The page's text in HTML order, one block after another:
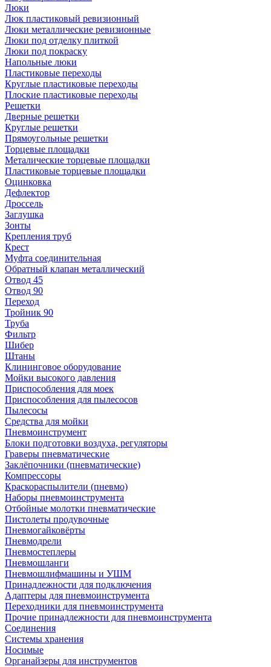
Люки
Люк пластиковый ревизионный
Люки металлические ревизионные
Люки под отделку плиткой
Люки под покраску
Напольные люки
Пластиковые переходы
Круглые пластиковые переходы
Плоские пластиковые переходы
Решетки
Дверные решетки
Круглые решетки
Прямоугольные решетки
Торцевые площадки
Металические торцевые площадки
Пластиковые торцевые площадки
Оцинковка
Дефлектор
Дроссель
Заглушка
Зонты
Крепления труб
Крест
Муфта соединительная
Обратный клапан металлический
Отвод 45
Отвод 90
Переход
Тройник 90
Труба
Фильтр
Шибер
Штаны
Клининговое оборудование
Мойки высокого давления
Приспособления для моек
Приспособления для пылесосов
Пылесосы
Средства для мойки
Пневмоинструмент
Блоки подготовки воздуха, регуляторы
Граверы пневматические
Заклёпочники (пневматические)
Компрессоры
Краскораспылители (пневмо)
Наборы пневмоинструмента
Отбойные молотки пневматические
Пистолеты продувочные
Пневмогайковёрты
Пневмодрели
Пневмостеплеры
Пневмошланги
Пневмошлифмашины и УШМ
Принадлежности для подключения
Адаптеры для пневмоинструмента
Переходники для пневмоинструмента
Прочие принадлежности для пневмоинструмента
Соединения
Системы хранения
Носимые
Органайзеры для инструментов